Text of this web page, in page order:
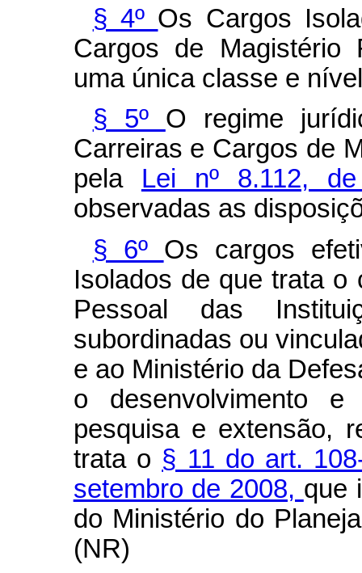
§ 4º Os Cargos
Cargos de Magistério
uma única classe e
§ 5º O regime
Carreiras e Cargos de
pela Lei nº 8.112,
observadas as
§ 6º Os cargos
Isolados de que trata o
Pessoal das
subordinadas ou
e ao Ministério da
o desenvolvimento e
pesquisa e extensão,
trata o § 11 do art.
setembro de 2008, que
do Ministério do
(NR)